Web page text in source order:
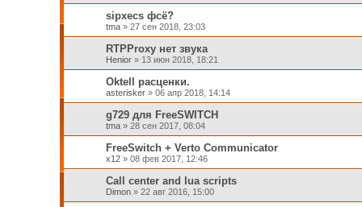
sipxecs фсё?
tma» 27 сен 2018, 23:03
RTPProxy нет звука
Henior» 13 июн 2018, 18:21
Oktell расценки.
asterisker» 06 апр 2018, 14:14
g729 для FreeSWITCH
tma» 28 сен 2017, 08:04
FreeSwitch + Verto Communicator
x12» 08 фев 2017, 12:46
Call center and lua scripts
Dimon» 22 авг 2016, 15:00